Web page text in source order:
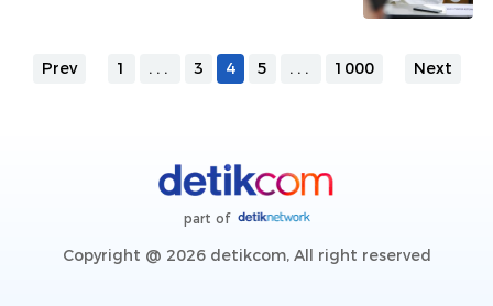
Prev 1 ... 3 4 5 ... 1000 Next
part of
Copyright @ 2026 detikcom, All right reserved